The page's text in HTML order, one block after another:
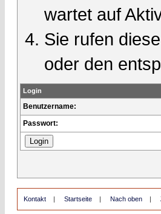
wartet auf
Sie rufen
oder den
Login
Benutzername:
Passwort:
Kontakt | Startseite | Nach oben |